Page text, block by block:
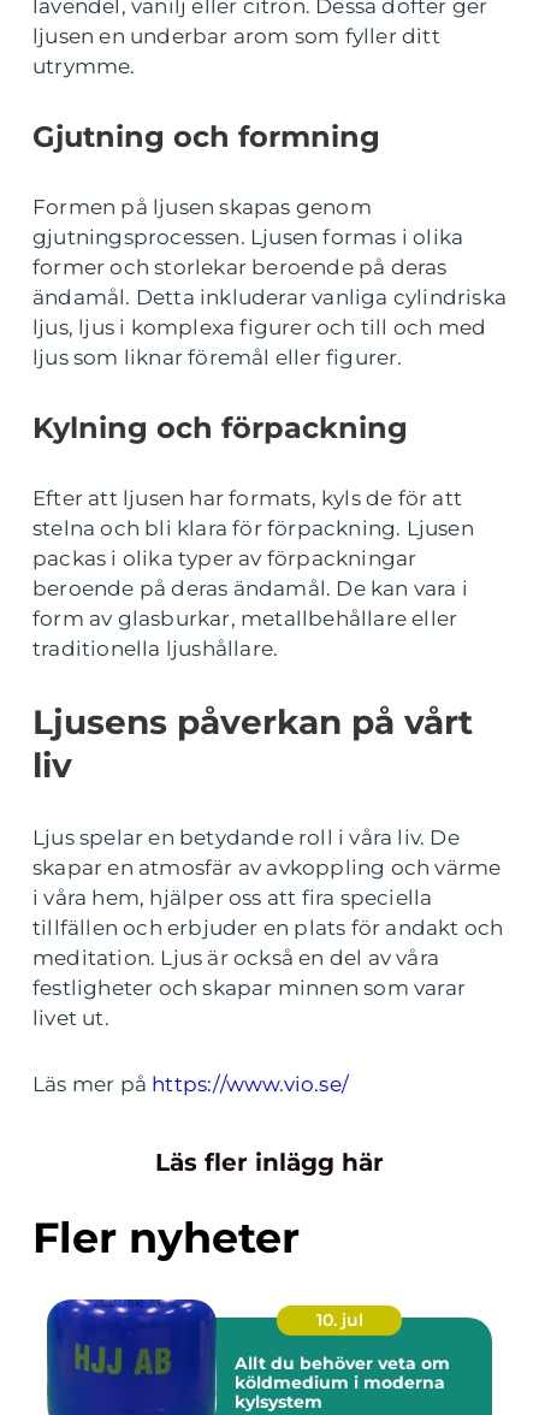
lavendel, vanilj eller citron. Dessa dofter ger
ljusen en underbar arom som fyller ditt
utrymme.
Gjutning och formning
Formen på ljusen skapas genom
gjutningsprocessen. Ljusen formas i olika
former och storlekar beroende på deras
ändamål. Detta inkluderar vanliga cylindriska
ljus, ljus i komplexa figurer och till och med
ljus som liknar föremål eller figurer.
Kylning och förpackning
Efter att ljusen har formats, kyls de för att
stelna och bli klara för förpackning. Ljusen
packas i olika typer av förpackningar
beroende på deras ändamål. De kan vara i
form av glasburkar, metallbehållare eller
traditionella ljushållare.
Ljusens påverkan på vårt
liv
Ljus spelar en betydande roll i våra liv. De
skapar en atmosfär av avkoppling och värme
i våra hem, hjälper oss att fira speciella
tillfällen och erbjuder en plats för andakt och
meditation. Ljus är också en del av våra
festligheter och skapar minnen som varar
livet ut.
Läs mer på https://www.vio.se/
Läs fler inlägg här
Fler nyheter
10. jul
Allt du behöver veta om
köldmedium i moderna
kylsystem